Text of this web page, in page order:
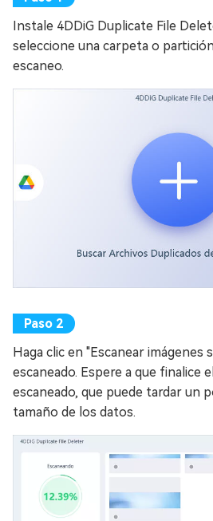
Instale 4DDiG Duplicate File
seleccione una carpeta o
escaneo.
Haga clic en "Escanear imágenes
escaneado. Espere a que finalice
escaneado, que puede tardar un
tamaño de los datos.